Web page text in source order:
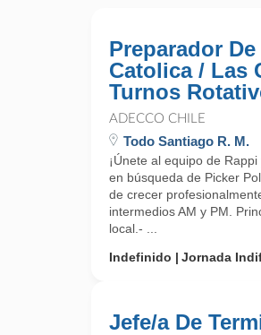
Preparador
Catolica / Las
Turnos
ADECCO CHILE
Todo Santiago R. M.
¡Únete al equipo de
en búsqueda de Picker
de crecer
intermedios AM y PM.
local.- ...
Indefinido
Jornada
Jefe/a De